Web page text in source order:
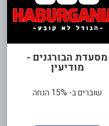
מסעדת הבורגנים -
מודיעין
שוברים ב- 15% הנחה